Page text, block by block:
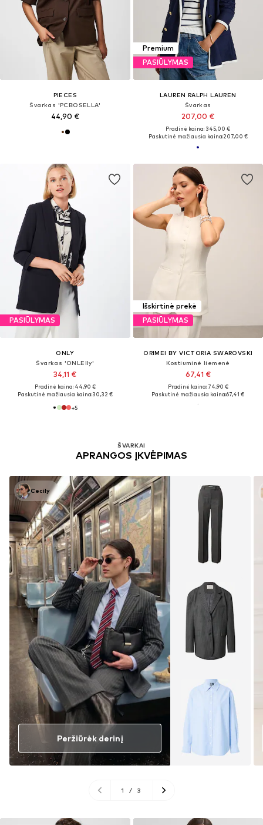
PIECES
Švarkas 'PCBOSELLA'
44,90 €
Premium
PASIŪLYMAS
LAUREN RALPH LAUREN
Švarkas
207,00 €
Pradinė kaina: 345,00 €
Paskutinė mažiausia kaina:207,00 €
PASIŪLYMAS
ONLY
Švarkas 'ONLElly'
34,11 €
Pradinė kaina: 44,90 €
Paskutinė mažiausia kaina:30,32 €
+5
Išskirtinė prekė
PASIŪLYMAS
ORIMEI BY VICTORIA SWAROVSKI
Kostiuminė liemenė
67,41 €
Pradinė kaina: 74,90 €
Paskutinė mažiausia kaina:67,41 €
ŠVARKAI
APRANGOS ĮKVĖPIMAS
Cecily
Peržiūrėk derinį
1 / 3